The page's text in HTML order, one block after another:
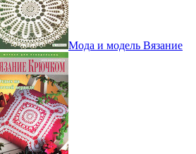
Мода и модель Вязание